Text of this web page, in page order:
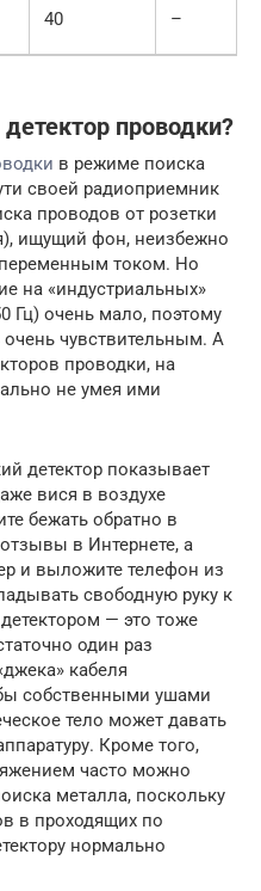
40 –
проводки?
в режиме поиска
своей радиоприемник
проводов от розетки
ищущий фон, неизбежно
током. Но
на «индустриальных»
Гц) очень мало, поэтому
чувствительным. А
проводки, на
не умея ими
детектор показывает
вися в воздухе
бежать обратно в
в Интернете, а
и выложите телефон из
свободную руку к
— это тоже
один раз
кабеля
собственными ушами
тело может давать
Кроме того,
часто можно
металла, поскольку
в проходящих по
нормально